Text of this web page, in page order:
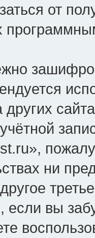
от
других
ни
если вы